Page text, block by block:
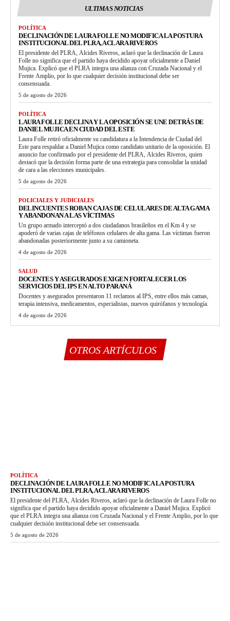
ULTIMAS NOTICIAS
POLÍTICA
DECLINACIÓN DE LAURA FOLLE NO MODIFICA LA POSTURA
INSTITUCIONAL DEL PLRA, ACLARA RIVEROS
El presidente del PLRA, Alcides Riveros, aclaró que la declinación de Laura
Folle no significa que el partido haya decidido apoyar oficialmente a Daniel
Mujica. Explicó que el PLRA integra una alianza con Cruzada Nacional y el
Frente Amplio, por lo que cualquier decisión institucional debe ser
consensuada.
5 de agosto de 2026
POLÍTICA
LAURA FOLLE DECLINA Y LA OPOSICIÓN SE UNE DETRÁS DE
DANIEL MUJICA EN CIUDAD DEL ESTE
Laura Folle retiró oficialmente su candidatura a la Intendencia de Ciudad del
Este para respaldar a Daniel Mujica como candidato unitario de la oposición. El
anuncio fue confirmado por el presidente del PLRA, Alcides Riveros, quien
destacó que la decisión forma parte de una estrategia para consolidar la unidad
de cara a las elecciones municipales.
5 de agosto de 2026
POLICIALES Y JUDICIALES
DELINCUENTES ROBAN CAJAS DE CELULARES DE ALTA GAMA
Y ABANDONAN A LAS VÍCTIMAS
Un grupo armado interceptó a dos ciudadanos brasileños en el Km 4 y se
apoderó de varias cajas de teléfonos celulares de alta gama. Las víctimas fueron
abandonadas posteriormente junto a su camioneta.
4 de agosto de 2026
SALUD
DOCENTES Y ASEGURADOS EXIGEN FORTALECER LOS
SERVICIOS DEL IPS EN ALTO PARANÁ
Docentes y asegurados presentaron 11 reclamos al IPS, entre ellos más camas,
terapia intensiva, medicamentos, especialistas, nuevos quirófanos y tecnología.
4 de agosto de 2026
OTROS ARTÍCULOS
POLÍTICA
DECLINACIÓN DE LAURA FOLLE NO MODIFICA LA POSTURA
INSTITUCIONAL DEL PLRA, ACLARA RIVEROS
El presidente del PLRA, Alcides Riveros, aclaró que la declinación de Laura Folle no
significa que el partido haya decidido apoyar oficialmente a Daniel Mujica. Explicó
que el PLRA integra una alianza con Cruzada Nacional y el Frente Amplio, por lo que
cualquier decisión institucional debe ser consensuada.
5 de agosto de 2026